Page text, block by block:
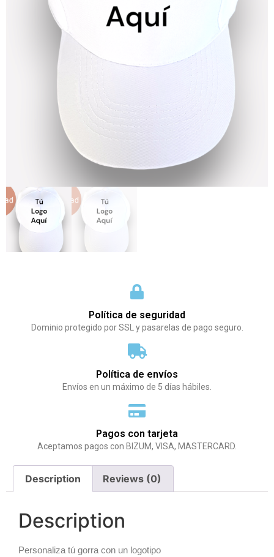
Política de seguridad
Dominio protegido por SSL y pasarelas de pago seguro.
Política de envíos
Envíos en un máximo de 5 días hábiles.
Pagos con tarjeta
Aceptamos pagos con BIZUM, VISA, MASTERCARD.
Description Reviews (0)
Description
Personaliza tú gorra con un logotipo